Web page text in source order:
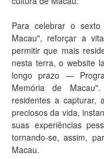
Para celebrar o
Macau", reforçar a
permitir que mais
nesta terra, o website
longo prazo —
Memória de
residentes a capturar,
preciosos da vida,
suas experiências
tornando-se, assim,
Macau.